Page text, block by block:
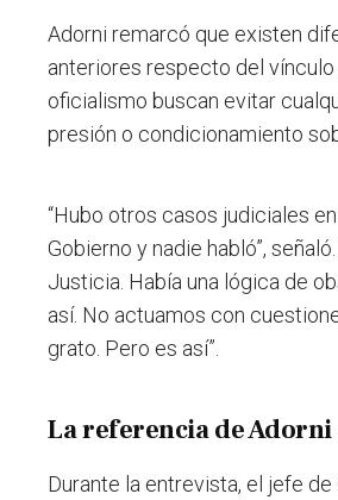
Adorni remarcó que existen
anteriores respecto del
oficialismo buscan evitar
presión o condicionamiento
“Hubo otros casos judiciales
Gobierno y nadie habló”,
Justicia. Había una lógica de
así. No actuamos con
grato. Pero es así”.
La referencia de
Durante la entrevista, el jefe